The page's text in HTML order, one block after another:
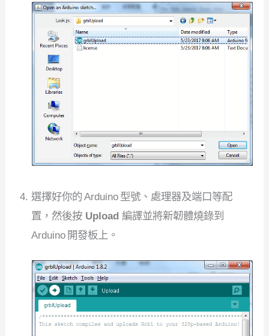
選擇好你的 Arduino 型號、處理器及端口等配
置，然後按 Upload 編譯並將新韌體燒錄到
Arduino 開發板上。